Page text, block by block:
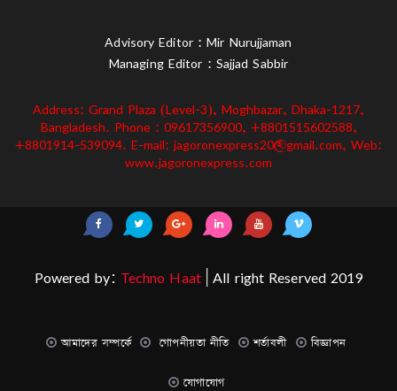
Advisory Editor : Mir Nurujjaman
Managing Editor : Sajjad Sabbir
Address: Grand Plaza (Level-3), Moghbazar, Dhaka-1217,
Bangladesh. Phone : 09617356900, +8801515602588,
+8801914-539094. E-mail: jagoronexpress20@gmail.com, Web:
www.jagoronexpress.com
Powered by: Techno Haat| All right Reserved 2019
আমাদের সম্পর্কে গোপনীয়তা নীতি শর্তাবলী বিজ্ঞাপন
যোগাযোগ